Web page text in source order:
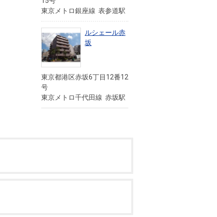
東京メトロ銀座線 表参道駅
ルシェール赤
坂
東京都港区赤坂6丁目12番12
号
東京メトロ千代田線 赤坂駅